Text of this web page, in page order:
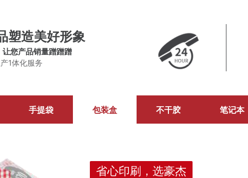
塑造美好形象
您产品销量蹭蹭蹭
1体化服务
手提袋 包装盒 不干胶 笔记本
省心印刷，选豪杰